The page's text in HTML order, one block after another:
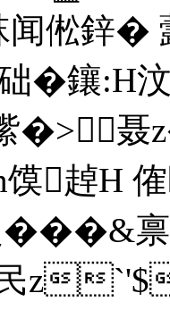
倯鋅� 虂
�鑲
橴� >
趠H 傕
�&禀
z`'$